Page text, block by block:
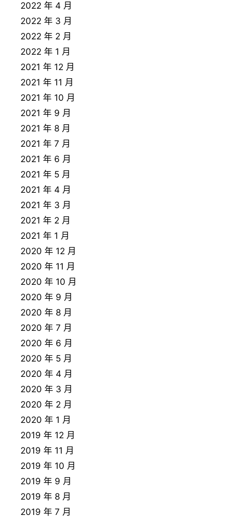
2022 年 4 月
2022 年 3 月
2022 年 2 月
2022 年 1 月
2021 年 12 月
2021 年 11 月
2021 年 10 月
2021 年 9 月
2021 年 8 月
2021 年 7 月
2021 年 6 月
2021 年 5 月
2021 年 4 月
2021 年 3 月
2021 年 2 月
2021 年 1 月
2020 年 12 月
2020 年 11 月
2020 年 10 月
2020 年 9 月
2020 年 8 月
2020 年 7 月
2020 年 6 月
2020 年 5 月
2020 年 4 月
2020 年 3 月
2020 年 2 月
2020 年 1 月
2019 年 12 月
2019 年 11 月
2019 年 10 月
2019 年 9 月
2019 年 8 月
2019 年 7 月